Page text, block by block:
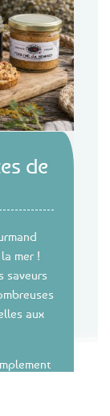
de
mer !
saveurs
aux